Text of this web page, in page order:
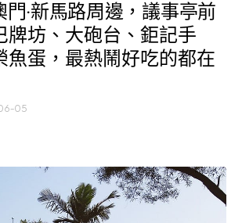
門‧新馬路周邊，議事亭前
牌坊、大砲台、鉅記手
魚蛋，最熱鬧好吃的都在
05